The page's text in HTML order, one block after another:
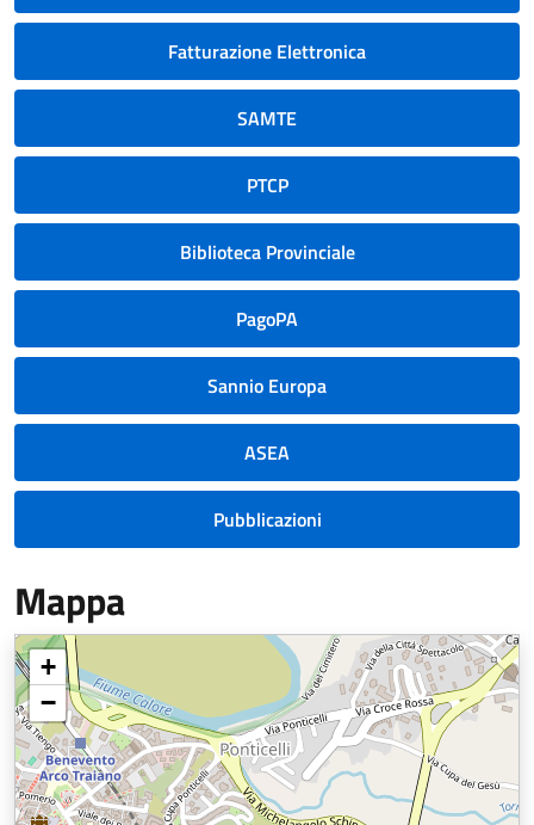
Fatturazione Elettronica
SAMTE
PTCP
Biblioteca Provinciale
PagoPA
Sannio Europa
ASEA
Pubblicazioni
Mappa
+
−